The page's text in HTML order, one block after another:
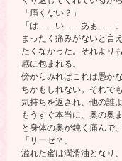
「痛くない？」
「は……い……あぁ……」
まったく痛みがないと言
たくなかった。それより
感に包まれる。
傍からみればこれは愚か
ちかもしれない。それで
気持ちを返され、他の誰
もうすぐ本当に、奥の奥
と身体の奥が鈍く痛んで
「リーゼ？」
溢れた蜜は潤滑油となり